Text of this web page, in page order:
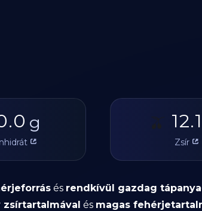
g 🫒 12.1
Zsír
és rendkívül gazdag
zsírtartalmával és magas